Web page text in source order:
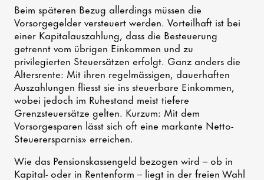
Beim späteren Bezug allerdings müssen die
Vorsorgegelder versteuert werden. Vorteilhaft ist bei
einer Kapitalauszahlung, dass die Besteuerung
getrennt vom übrigen Einkommen und zu
privilegierten Steuersätzen erfolgt. Ganz anders die
Altersrente: Mit ihren regelmässigen, dauerhaften
Auszahlungen fliesst sie ins steuerbare Einkommen,
wobei jedoch im Ruhestand meist tiefere
Grenzsteuersätze gelten. Kurzum: Mit dem
Vorsorgesparen lässt sich oft eine markante Netto-
Steuerersparnis» erreichen.
Wie das Pensionskassengeld bezogen wird – ob in
Kapital- oder in Rentenform – liegt in der freien Wahl